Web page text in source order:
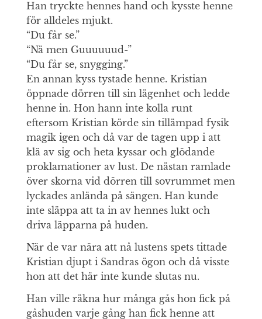
Han tryckte hennes hand och kysste henne
för alldeles mjukt.
“Du får se.”
“Nä men Guuuuuud-”
“Du får se, snygging.”
En annan kyss tystade henne. Kristian
öppnade dörren till sin lägenhet och ledde
henne in. Hon hann inte kolla runt
eftersom Kristian körde sin tillämpad fysik
magik igen och då var de tagen upp i att
klä av sig och heta kyssar och glödande
proklamationer av lust. De nästan ramlade
över skorna vid dörren till sovrummet men
lyckades anlända på sängen. Han kunde
inte släppa att ta in av hennes lukt och
driva läpparna på huden.
När de var nära att nå lustens spets tittade
Kristian djupt i Sandras ögon och då visste
hon att det här inte kunde slutas nu.
Han ville räkna hur många gås hon fick på
gåshuden varje gång han fick henne att